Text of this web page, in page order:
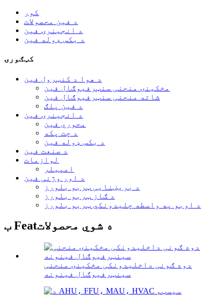
کور
د فین محصولات
د انجینرۍ فین
د بکس ډوله فین
کټګورۍ
د هوا د کنټرول فین
مخکینۍ منحنی سنټرفیوګال فین
شاته منحنی سنټرفیوګال فین
د فین پلګ
د انجینرۍ فین
محوري فین
د چت پکه
د بکس ډوله فین
د صنعت فین
لوازمات
امپیلر
د اور وژنې فین
د بریښنایی ټربو بلورز
د ګاز ټربو بلورز
د اوبو په واسطه چلیدونکي ټربو بلورز
ب Featه شوي محصولات
دوه ګونی داخلیدونکی مخکینۍ منحنی
سینټرفیوګال فینونه